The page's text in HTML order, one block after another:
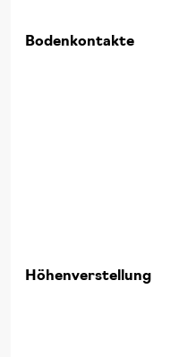
Bodenkontakte
Höhenverstellung